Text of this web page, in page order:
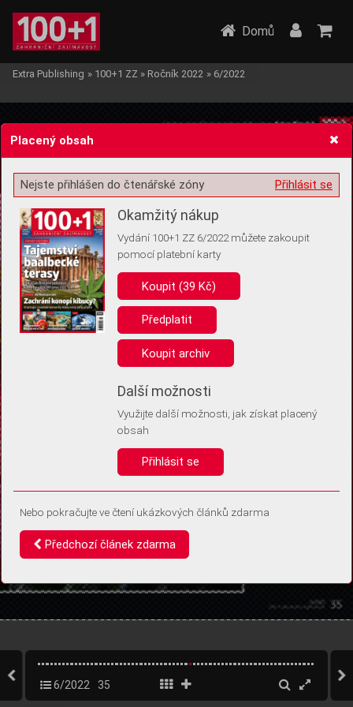
Žádost o souhlas s ukládáním volitelných informací
Pro základní fungování webu nepotřebujeme ukládat žádné informace
(tzv. cookies apod.). Rádi bychom vás ale požádali o souhlas s
uložením volitelných informací:
Anonymní unikátní ID
Díky němu příště poznáme, že se jedná o stejné zařízení, a
Identifikátor je zcela anonymní.
Vaše souhlasy a odmítnutí si ukládáme do vašeho zařízení, abychom se
vás už příště znovu neptali. Můžete je kdykoli později upravit ve Správě
Domů
Extra Publishing » 100+1 ZZ » Ročník 2022 » 6/2022
6/2022 35
Placený obsah
Přihlásit se
Nejste přihlášen do čtenářské zóny
Okamžitý nákup
Vydání 100+1 ZZ 6/2022 můžete zakoupit
pomocí platební karty
Koupit (39 Kč)
Předplatit
Koupit archiv
Další možnosti
Využijte další možnosti, jak získat placený
obsah
Přihlásit se
Nebo pokračujte ve čtení ukázkových článků zdarma
Předchozí článek zdarma